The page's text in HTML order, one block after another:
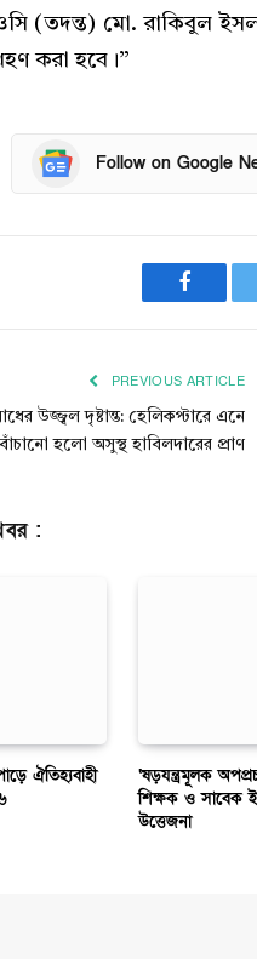
(তদন্ত) মো. রাকিবুল
করা হবে।”
Follow on Google
PREVIOUS ARTICLE
উজ্জ্বল দৃষ্টান্ত: হেলিকপ্টারে এনে
বাঁচানো হলো অসুস্থ হাবিলদারের প্রাণ
:
ঐতিহ্যবাহী
‘ষড়যন্ত্রমূলক
শিক্ষক ও সাবেক
উত্তেজনা